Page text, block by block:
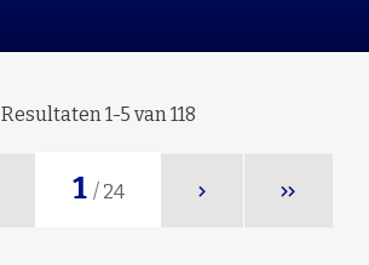
Resultaten 1-5 van 118
1 / 24